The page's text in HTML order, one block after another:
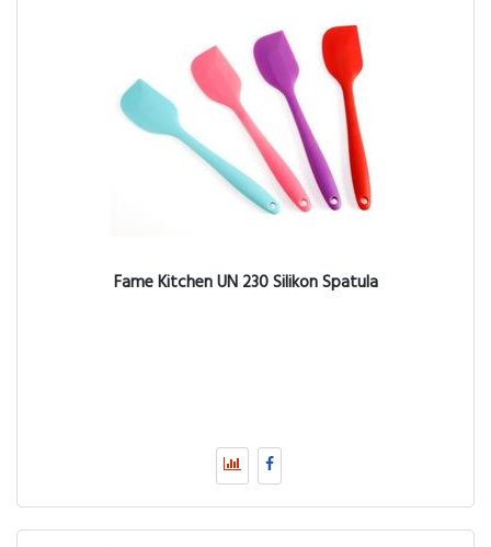
Fame Kitchen UN 230 Silikon Spatula